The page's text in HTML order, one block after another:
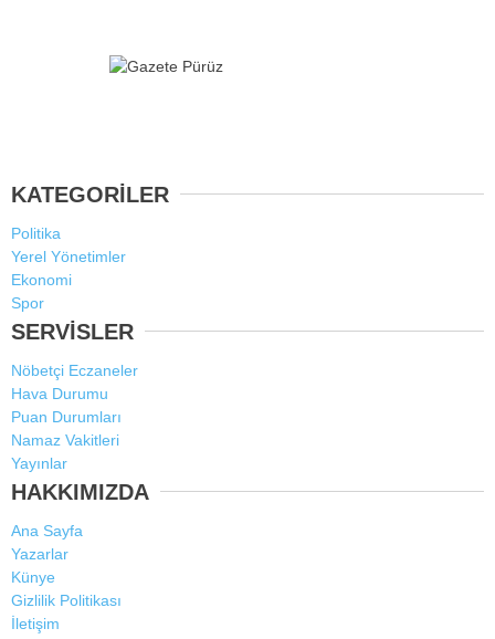
KATEGORİLER
Politika
Yerel Yönetimler
Ekonomi
Spor
SERVİSLER
Nöbetçi Eczaneler
Hava Durumu
Puan Durumları
Namaz Vakitleri
Yayınlar
HAKKIMIZDA
Ana Sayfa
Yazarlar
Künye
Gizlilik Politikası
İletişim